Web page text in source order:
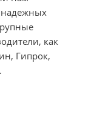
надежных
как
Гипрок,